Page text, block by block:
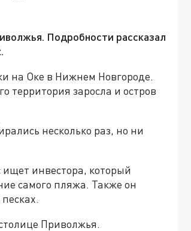
Подробности рассказал
на Оке в Нижнем Новгороде.
территория заросла и остров
несколько раз, но ни
инвестора, который
самого пляжа. Также он
Приволжья.